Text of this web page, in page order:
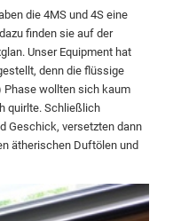
die 4MS und 4S eine
finden sie auf der
Unser Equipment hat
denn die flüssige
Phase wollten sich kaum
quirlte. Schließlich
Geschick, versetzten dann
ätherischen Duftölen und